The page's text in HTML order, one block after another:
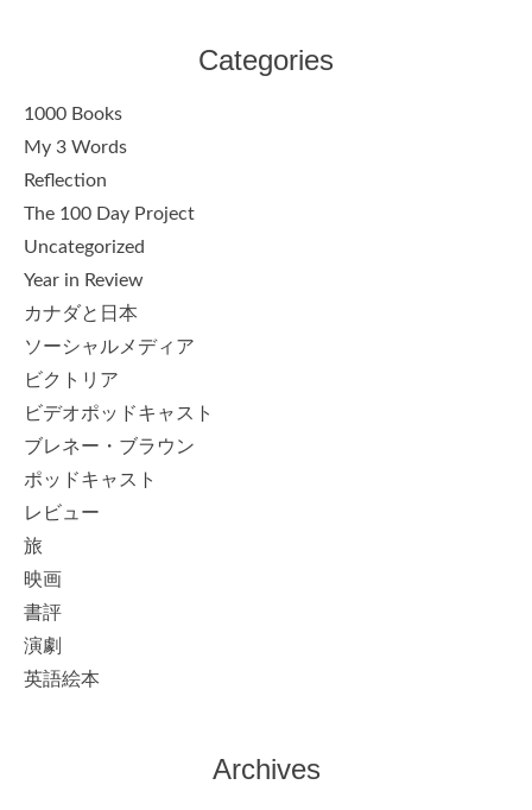
Categories
1000 Books
My 3 Words
Reflection
The 100 Day Project
Uncategorized
Year in Review
カナダと日本
ソーシャルメディア
ビクトリア
ビデオポッドキャスト
ブレネー・ブラウン
ポッドキャスト
レビュー
旅
映画
書評
演劇
英語絵本
Archives